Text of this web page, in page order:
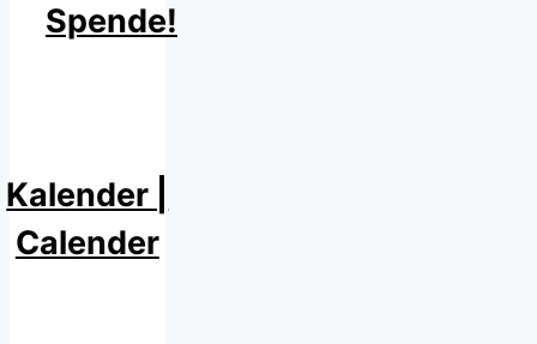
Spende!
Kalender |
Calender